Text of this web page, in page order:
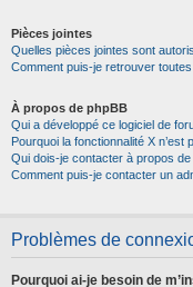
Pièces jointes
Quelles pièces jointes sont
Comment puis-je retrouver
À propos de phpBB
Qui a développé ce logiciel de
Pourquoi la fonctionnalité X n’est
Qui dois-je contacter à propos de
Comment puis-je contacter un
Problèmes de
Pourquoi ai-je besoin de